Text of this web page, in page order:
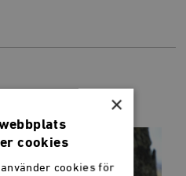
×
cookies
cookies för